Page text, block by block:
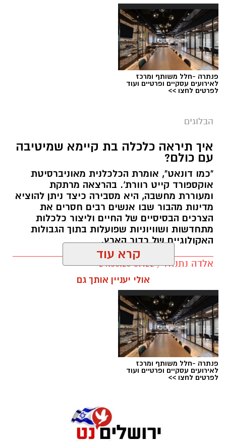
הלב שלנו אולי נשבר לפעמים, אבל אנחנו לא
חייבים להישבר יחד איתו.
מערכת האתר / 09:04 23.07.26
תגים:טד
פנתרה -חלל משותף ומרכז
לאירועים עסקיים ופרטיים ועוד
לפרטים לחצו >>
הבלוגים
איך תיראה כלכלה בת קיימא שמיטיבה
עם כולם?
"כמו דונאט", אומרת הכלכלנית מאוניברסיטת
אוקספורד קייט רוורת'. בהרצאה מרתקת
ומעוררת מחשבה, היא מסבירה כיצד ניתן להוציא
מדינות מהבור שבו אנשים רבים חסרים את
הצרכים הבסיסיים של החיים וליצור כלכלות
מתחדשות ושוויוניות שפועלות בתוך הגבולות
האקולוגיים של כדור הארץ.
אלדה נתנאל / 09:22 24.05.26
קרא עוד
אולי יעניין אותך גם
פנתרה -חלל משותף ומרכז
לאירועים עסקיים ופרטיים ועוד
לפרטים לחצו >>